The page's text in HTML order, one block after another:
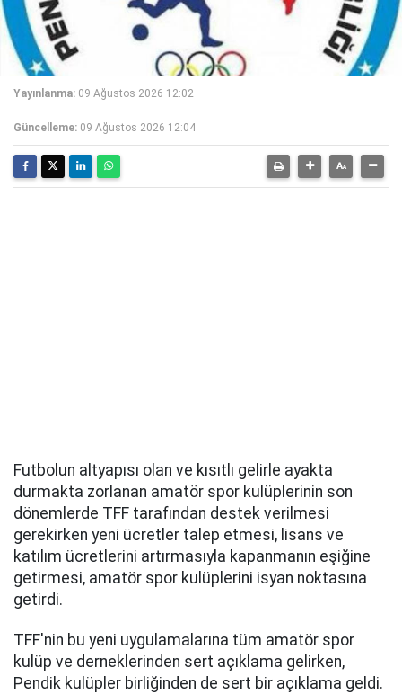
Yayınlanma: 09 Ağustos 2026 12:02
Güncelleme: 09 Ağustos 2026 12:04
Futbolun altyapısı olan ve kısıtlı gelirle ayakta
durmakta zorlanan amatör spor kulüplerinin son
dönemlerde TFF tarafından destek verilmesi
gerekirken yeni ücretler talep etmesi, lisans ve
katılım ücretlerini artırmasıyla kapanmanın eşiğine
getirmesi, amatör spor kulüplerini isyan noktasına
getirdi.
TFF'nin bu yeni uygulamalarına tüm amatör spor
kulüp ve derneklerinden sert açıklama gelirken,
Pendik kulüpler birliğinden de sert bir açıklama geldi.